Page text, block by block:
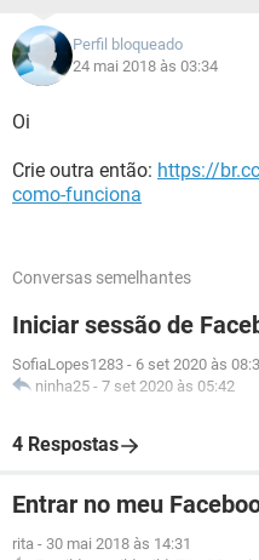
Perfil bloqueado
24 mai 2018 às 03:34
Oi
Crie outra então: https://
como-funciona
Conversas semelhantes
Iniciar sessão de
SofiaLopes1283 - 6 set 2020 às
ninha25 - 7 set 2020 às 05:42
4 Respostas
Entrar no meu
rita - 30 mai 2018 às 14:31